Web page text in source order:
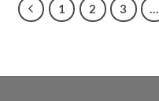
1 2 3 …